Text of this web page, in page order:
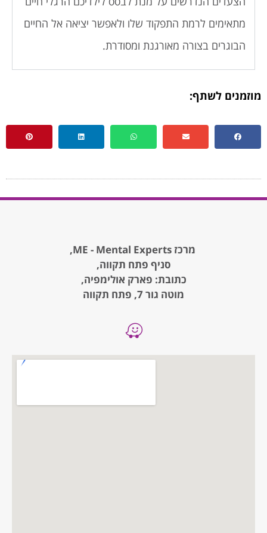
מתאימים לרמת התפקוד שלו ולאפשר יציאה אל החיים
הבוגרים בצורה מאורגנת ומסודרת.
מוזמנים לשתף:
מרכז ME - Mental Experts,
סניף פתח תקווה,
כתובת: פארק אולימפיה,
מוטה גור 7, פתח תקווה